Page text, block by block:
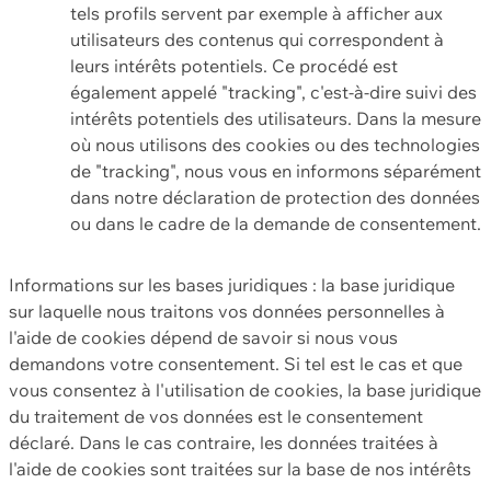
tels profils servent par exemple à afficher aux
utilisateurs des contenus qui correspondent à
leurs intérêts potentiels. Ce procédé est
également appelé "tracking", c'est-à-dire suivi des
intérêts potentiels des utilisateurs. Dans la mesure
où nous utilisons des cookies ou des technologies
de "tracking", nous vous en informons séparément
dans notre déclaration de protection des données
ou dans le cadre de la demande de consentement.
Informations sur les bases juridiques : la base juridique
sur laquelle nous traitons vos données personnelles à
l'aide de cookies dépend de savoir si nous vous
demandons votre consentement. Si tel est le cas et que
vous consentez à l'utilisation de cookies, la base juridique
du traitement de vos données est le consentement
déclaré. Dans le cas contraire, les données traitées à
l'aide de cookies sont traitées sur la base de nos intérêts